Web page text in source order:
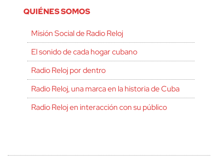
QUIÉNES SOMOS
Misión Social de Radio Reloj
El sonido de cada hogar cubano
Radio Reloj por dentro
Radio Reloj, una marca en la historia de Cuba
Radio Reloj en interacción con su público